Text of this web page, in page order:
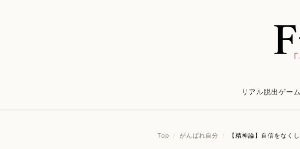
リアル脱出ゲーム
Top / がんばれ自分 / 【精神論】自信をなく